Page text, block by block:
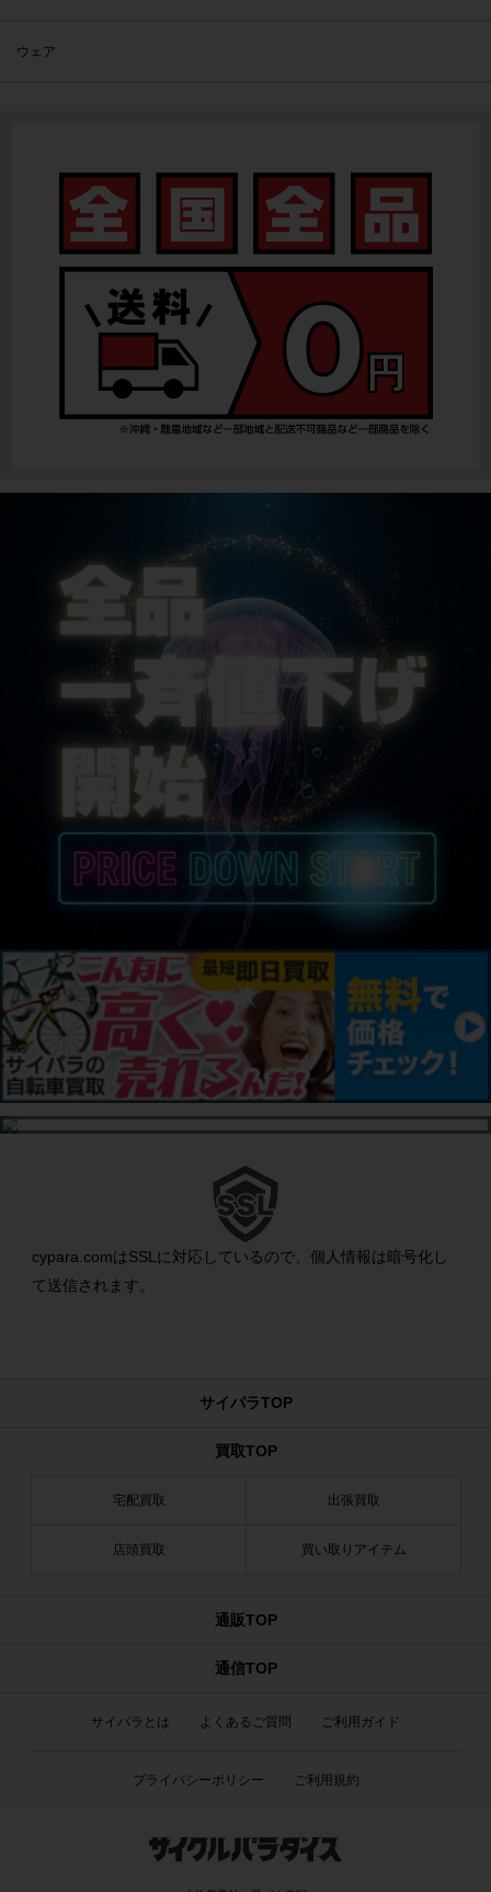
ウェア
cypara.comはSSLに対応しているので、個人情報は暗号化し
て送信されます。
サイパラTOP
買取TOP
宅配買取 出張買取
店頭買取 買い取りアイテム
通販TOP
通信TOP
サイパラとは よくあるご質問 ご利用ガイド
プライバシーポリシー ご利用規約